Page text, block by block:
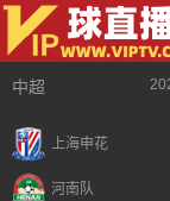
中超
上海申花
河南队